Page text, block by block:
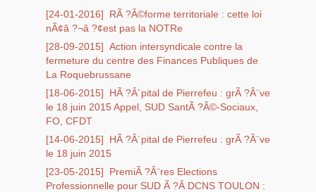
[24-01-2016]
RÃ ?Â©forme territoriale : cette loi
nÃ¢â ?¬â ?¢est pas la NOTRe
[28-09-2015] Action intersyndicale contre la
fermeture du centre des Finances Publiques de
La Roquebrussane
[18-06-2015]
HÃ ?Â´pital de Pierrefeu : grÃ ?Â¨ve
le 18 juin 2015 Appel, SUD SantÃ ?Â©-Sociaux,
FO, CFDT
[14-06-2015]
HÃ ?Â´pital de Pierrefeu : grÃ ?Â¨ve
le 18 juin 2015
[23-05-2015]
PremiÃ ?Â¨res Elections
Professionnelle pour SUD Ã ?Â DCNS TOULON :